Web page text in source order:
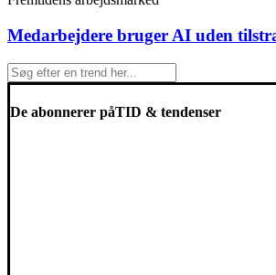
Medarbejdere bruger AI uden
De abonnerer påTID & tendenser